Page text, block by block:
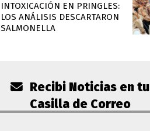
INTOXICACIÓN EN PRINGLES:
LOS ANÁLISIS DESCARTARON
SALMONELLA
Recibi Noticias en tu
Casilla de Correo